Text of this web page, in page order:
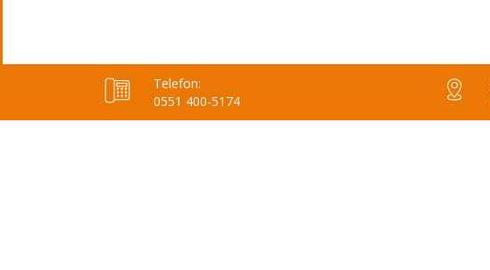
Telefon:
0551 400-5174